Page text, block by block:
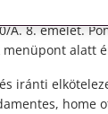
esetben
vádoltak
egy
A. 8. emelet.
menüpont alatt
iránti
home